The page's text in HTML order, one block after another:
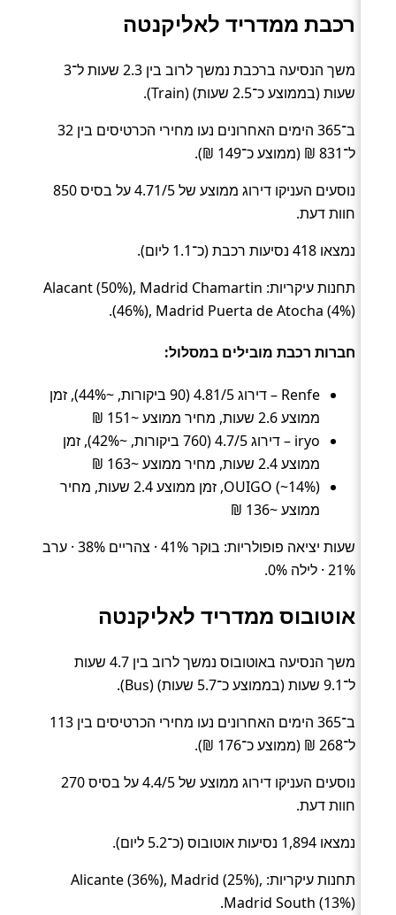
רכבת ממדריד לאליקנטה
משך הנסיעה ברכבת נמשך לרוב בין 2.3 שעות ל־3
שעות (בממוצע כ־2.5 שעות) (Train).
ב־365 הימים האחרונים נעו מחירי הכרטיסים בין 32
ל־831 ₪ (ממוצע כ־149 ₪).
נוסעים העניקו דירוג ממוצע של 4.71/5 על בסיס 850
חוות דעת.
נמצאו 418 נסיעות רכבת (כ־1.1 ליום).
תחנות עיקריות: Alacant (50%), Madrid Chamartin
(46%), Madrid Puerta de Atocha (4%).
חברות רכבת מובילים במסלול:
Renfe – דירוג 4.81/5 (90 ביקורות, ~44%), זמן
ממוצע 2.6 שעות, מחיר ממוצע ~151 ₪
iryo – דירוג 4.7/5 (760 ביקורות, ~42%), זמן
ממוצע 2.4 שעות, מחיר ממוצע ~163 ₪
OUIGO (~14%), זמן ממוצע 2.4 שעות, מחיר
ממוצע ~136 ₪
שעות יציאה פופולריות: בוקר 41% · צהריים 38% · ערב
21% · לילה 0%.
אוטובוס ממדריד לאליקנטה
משך הנסיעה באוטובוס נמשך לרוב בין 4.7 שעות
ל־9.1 שעות (בממוצע כ־5.7 שעות) (Bus).
ב־365 הימים האחרונים נעו מחירי הכרטיסים בין 113
ל־268 ₪ (ממוצע כ־176 ₪).
נוסעים העניקו דירוג ממוצע של 4.4/5 על בסיס 270
חוות דעת.
נמצאו 1,894 נסיעות אוטובוס (כ־5.2 ליום).
תחנות עיקריות: Alicante (36%), Madrid (25%),
Madrid South (13%).